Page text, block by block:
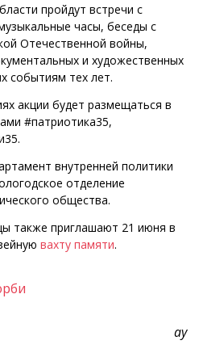
пройдут встречи с
часы, беседы с
Отечественной войны,
и художественных
событиям тех лет.
акции будет размещаться в
#патриотика35,
внутренней политики
отделение
общества.
также приглашают 21 июня в
вахту памяти.
ау